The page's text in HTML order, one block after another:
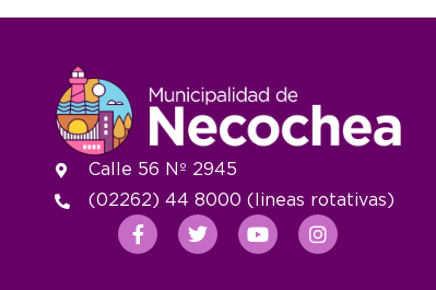
Calle 56 Nº 2945
(02262) 44 8000 (lineas rotativas)